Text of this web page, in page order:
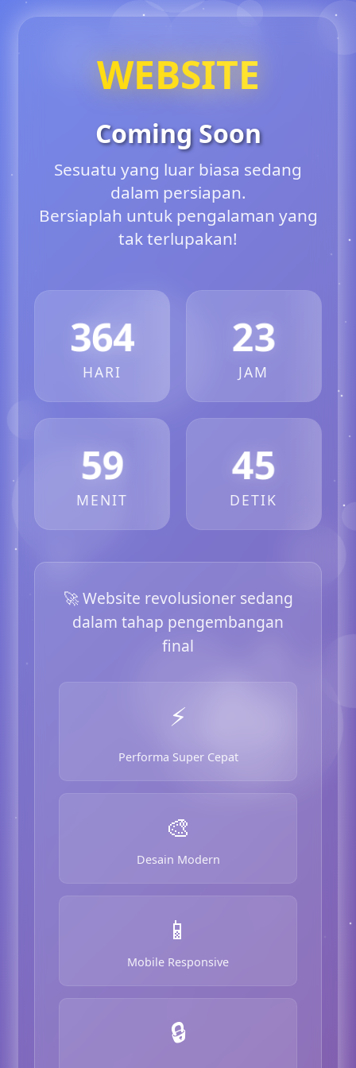
WEBSITE
Coming Soon
Sesuatu yang luar biasa sedang
dalam persiapan.
Bersiaplah untuk pengalaman yang
tak terlupakan!
364
HARI
23
JAM
59
MENIT
45
DETIK
🚀 Website revolusioner sedang
dalam tahap pengembangan
final
⚡
Performa Super Cepat
🎨
Desain Modern
📱
Mobile Responsive
🔒